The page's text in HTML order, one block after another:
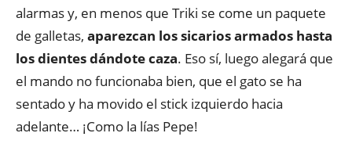
alarmas y, en menos que Triki se come un paquete
de galletas, aparezcan los sicarios armados hasta
los dientes dándote caza. Eso sí, luego alegará que
el mando no funcionaba bien, que el gato se ha
sentado y ha movido el stick izquierdo hacia
adelante… ¡Como la lías Pepe!